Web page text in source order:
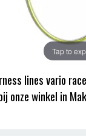
Tap to
lines vario
onze winkel in